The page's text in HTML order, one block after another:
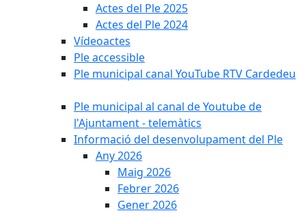
Actes del Ple 2025
Actes del Ple 2024
Vídeoactes
Ple accessible
Ple municipal canal YouTube RTV Cardedeu
Ple municipal al canal de Youtube de
l'Ajuntament - telemàtics
Informació del desenvolupament del Ple
Any 2026
Maig 2026
Febrer 2026
Gener 2026